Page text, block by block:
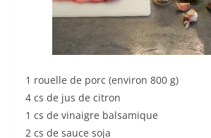
1 rouelle de porc (environ 800 g)
4 cs de jus de citron
1 cs de vinaigre balsamique
2 cs de sauce soja